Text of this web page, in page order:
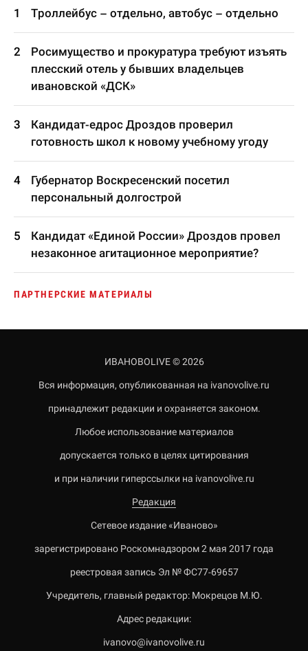
Троллейбус – отдельно, автобус – отдельно
Росимущество и прокуратура требуют изъять
плесский отель у бывших владельцев
ивановской «ДСК»
Кандидат-едрос Дроздов проверил
готовность школ к новому учебному угоду
Губернатор Воскресенский посетил
персональный долгострой
Кандидат «Единой России» Дроздов провел
незаконное агитационное мероприятие?
ПАРТНЕРСКИЕ МАТЕРИАЛЫ
ИВАНОВОLIVE © 2026
Вся информация, опубликованная на ivanovolive.ru
принадлежит редакции и охраняется законом.
Любое использование материалов
допускается только в целях цитирования
и при наличии гиперссылки на ivanovolive.ru
Редакция
Сетевое издание «Иваново»
зарегистрировано Роскомнадзором 2 мая 2017 года
реестровая запись Эл № ФС77-69657
Учредитель, главный редактор: Мокрецов М.Ю.
Адрес редакции:
ivanovo@ivanovolive.ru